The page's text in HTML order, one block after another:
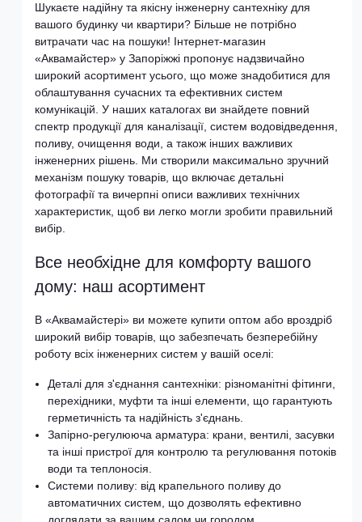
Шукаєте надійну та якісну інженерну сантехніку для
вашого будинку чи квартири? Більше не потрібно
витрачати час на пошуки! Інтернет-магазин
«Аквамайстер» у Запоріжжі пропонує надзвичайно
широкий асортимент усього, що може знадобитися для
облаштування сучасних та ефективних систем
комунікацій. У наших каталогах ви знайдете повний
спектр продукції для каналізації, систем водовідведення,
поливу, очищення води, а також інших важливих
інженерних рішень. Ми створили максимально зручний
механізм пошуку товарів, що включає детальні
фотографії та вичерпні описи важливих технічних
характеристик, щоб ви легко могли зробити правильний
вибір.
Все необхідне для комфорту вашого
дому: наш асортимент
В «Аквамайстері» ви можете купити оптом або вроздріб
широкий вибір товарів, що забезпечать безперебійну
роботу всіх інженерних систем у вашій оселі:
Деталі для з'єднання сантехніки: різноманітні фітинги,
перехідники, муфти та інші елементи, що гарантують
герметичність та надійність з'єднань.
Запірно-регулююча арматура: крани, вентилі, засувки
та інші пристрої для контролю та регулювання потоків
води та теплоносія.
Системи поливу: від крапельного поливу до
автоматичних систем, що дозволять ефективно